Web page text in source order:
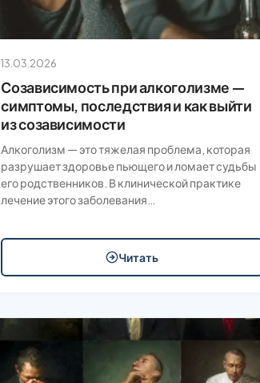
13.03.2026
Созависимость при алкоголизме —
симптомы, последствия и как выйти
из созависимости
Алкоголизм — это тяжелая проблема, которая
разрушает здоровье пьющего и ломает судьбы
его родственников. В клинической практике
лечение этого заболевания…
Читать